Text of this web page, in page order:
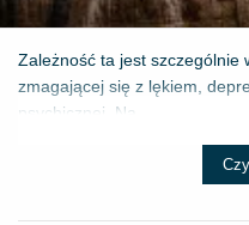
Zależność ta jest szczególnie
zmagającej się z lękiem,
psychicznej. Na...